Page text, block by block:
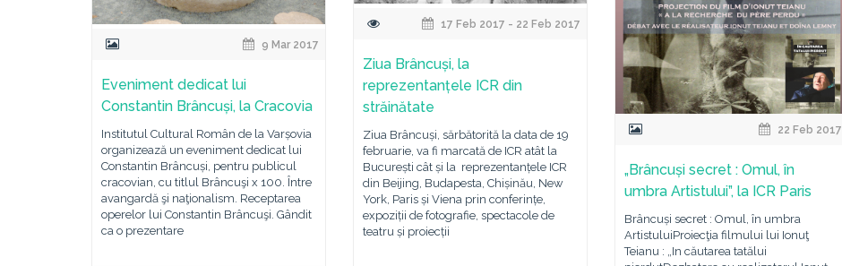
9 Mar 2017
Eveniment dedicat lui
Constantin Brâncuși, la Cracovia
Institutul Cultural Român de la Varșovia
organizează un eveniment dedicat lui
Constantin Brâncuși, pentru publicul
cracovian, cu titlul Brâncuşi x 100. Între
avangardă şi naţionalism. Receptarea
operelor lui Constantin Brâncuşi. Gândit
ca o prezentare
17 Feb 2017 - 22 Feb 2017
Ziua Brâncuși, la
reprezentanțele ICR din
străinătate
Ziua Brâncuși, sărbătorită la data de 19
februarie, va fi marcată de ICR atât la
București cât și la reprezentanțele ICR
din Beijing, Budapesta, Chișinău, New
York, Paris și Viena prin conferințe,
expoziții de fotografie, spectacole de
teatru și proiecții
22 Feb 2017
„Brâncuși secret : Omul, în
umbra Artistului”, la ICR Paris
Brâncuși secret : Omul, în umbra
ArtistuluiProiecţia filmului lui Ionuţ
Teianu : „In căutarea tatălui